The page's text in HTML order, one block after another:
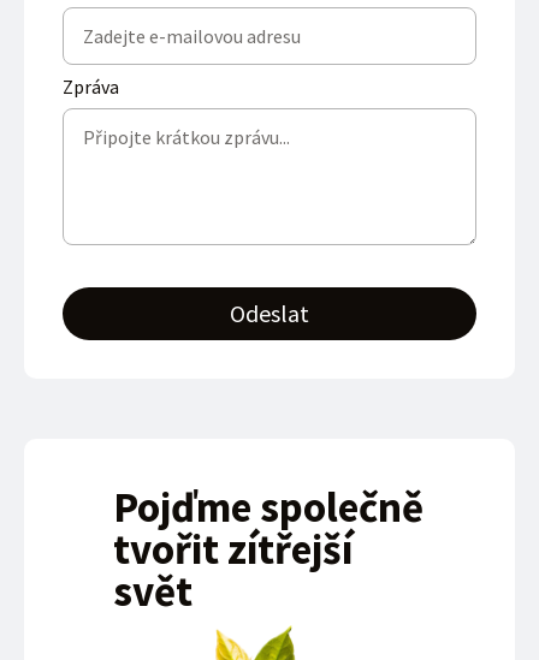
Zpráva
Odeslat
Pojďme společně
tvořit zítřejší
svět